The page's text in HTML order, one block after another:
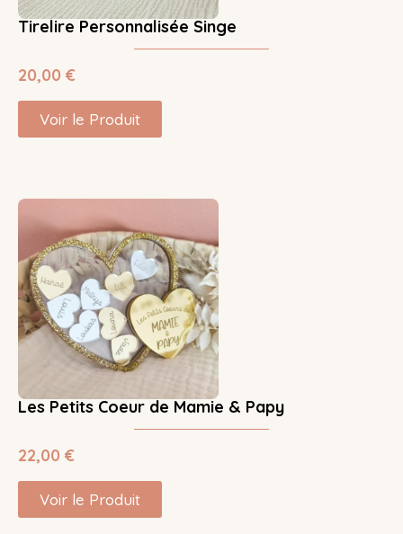
Tirelire Personnalisée Singe
20,00 €
Voir le Produit
Les Petits Coeur de Mamie & Papy
22,00 €
Voir le Produit